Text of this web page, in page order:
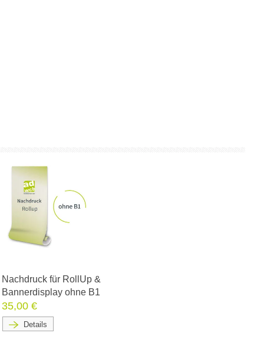
Nachdruck für RollUp &
Bannerdisplay ohne B1
35,00 €
Details